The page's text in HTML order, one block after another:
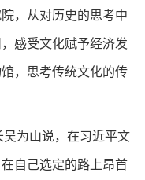
，从对历史的思考中
感受文化赋予经济发
，思考传统文化的传
为山说，在习近平文
自己选定的路上昂首